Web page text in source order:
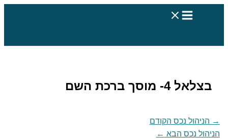
דילוג
בצלאל 4- מוסך ברכת השם
→ הניהול נכס הקודם
הניהול נכס הבא ←